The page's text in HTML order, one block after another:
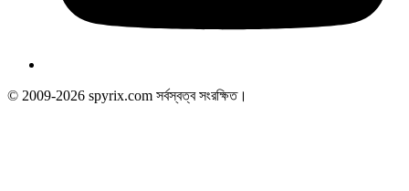
© 2009-2026 spyrix.com সর্বস্বত্ব সংরক্ষিত।